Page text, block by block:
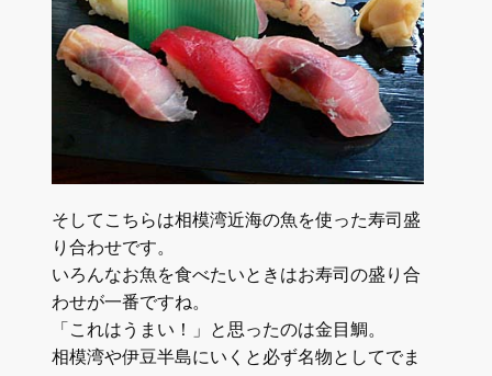
そしてこちらは相模湾近海の魚を使った寿司盛
り合わせです。
いろんなお魚を食べたいときはお寿司の盛り合
わせが一番ですね。
「これはうまい！」と思ったのは金目鯛。
相模湾や伊豆半島にいくと必ず名物としてでま